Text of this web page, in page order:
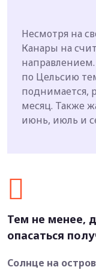
Несмотря на
Канары на
по Цельсию
поднимается,
месяц. Также
июнь, июль и
Тем не менее,
опасаться
Солнце на